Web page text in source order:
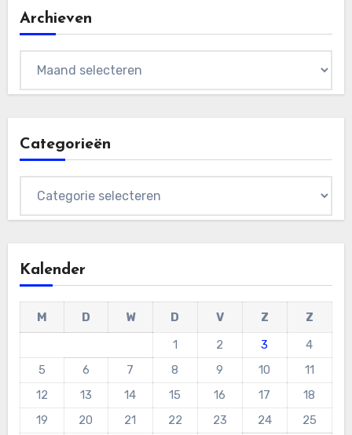
Archieven
Categorieën
Kalender
M D W D V Z
Z
1
2 3
4
5
6 7 8 9 10
11
12
13 14 15 16 17
18
19
20 21 22 23 24 25